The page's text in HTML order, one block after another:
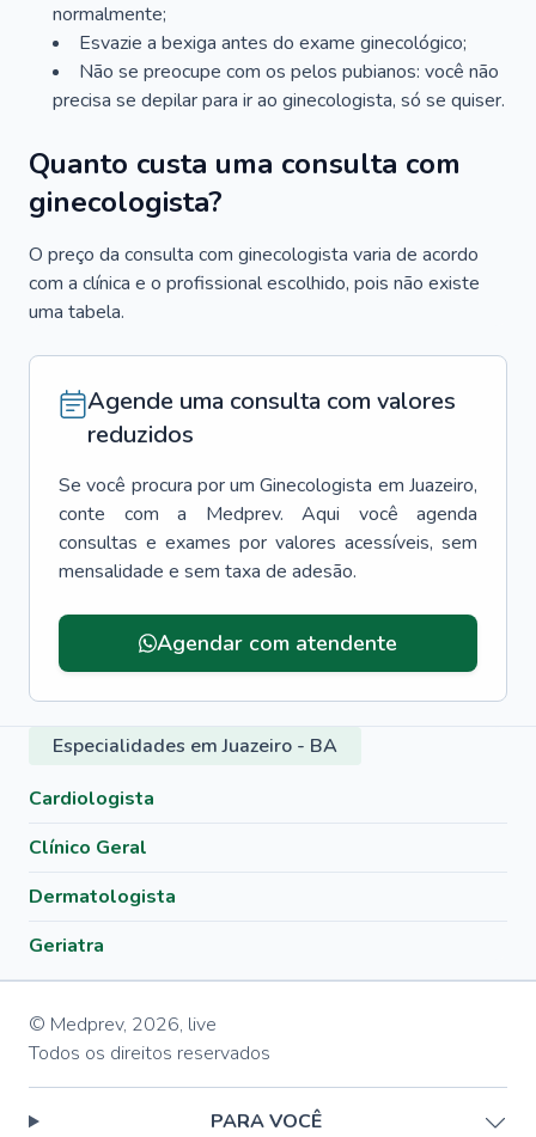
normalmente;
Esvazie a bexiga antes do exame ginecológico;
Não se preocupe com os pelos pubianos: você não
precisa se depilar para ir ao ginecologista, só se quiser.
Quanto custa uma consulta com
ginecologista?
O preço da consulta com ginecologista varia de acordo
com a clínica e o profissional escolhido, pois não existe
uma tabela.
Agende uma consulta com valores
reduzidos
Se você procura por um Ginecologista em Juazeiro,
conte com a Medprev. Aqui você agenda
consultas e exames por valores acessíveis, sem
mensalidade e sem taxa de adesão.
Agendar com atendente
Especialidades em Juazeiro - BA
Cardiologista
Clínico Geral
Dermatologista
Geriatra
© Medprev, 2026, live
Todos os direitos reservados
PARA VOCÊ